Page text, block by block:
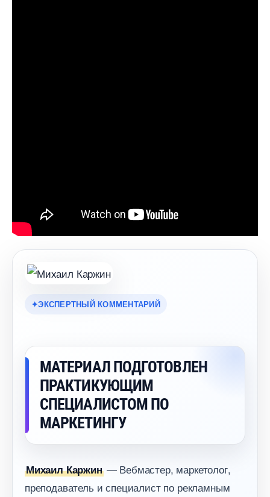
ЭКСПЕРТНЫЙ КОММЕНТАРИЙ
МАТЕРИАЛ ПОДГОТОВЛЕН
ПРАКТИКУЮЩИМ
СПЕЦИАЛИСТОМ ПО
МАРКЕТИНГУ
Михаил Каржин— Вебмастер, маркетолог,
преподаватель и специалист по рекламным